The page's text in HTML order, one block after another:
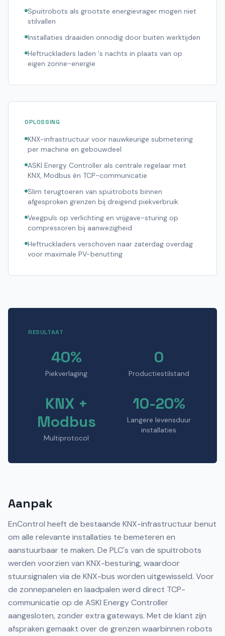
Spuitrobots als grootste energievrager mogen niet
stilvallen
Installaties draaiden onnodig door buiten werktijden
Heftruckladers laden 's nachts in plaats van op
eigen zonne-energie
OPLOSSING
KNX-infrastructuur voor nauwkeurige submetering
per machine en gebouwdeel
ASKI Energy Controller als centrale regelaar met
KNX, Modbus én TCP-communicatie
Slim terugtoeren van spuitrobots binnen
afgesproken grenzen bij dreigend piekverbruik
Veegpuls op verlichting en vrijgave-sturing op
compressoren bij aanwezigheid
Heftruckladers verschoven naar zaterdag overdag
voor maximale PV-benutting
RESULTAAT
40%
Piekverlaging
0
Productiestilstand
KNX +
Modbus
Multiprotocol
10-20%
Langere levensduur
installaties
Aanpak
EnControl heeft de bestaande KNX-infrastructuur benut
om alle relevante installaties te bemeteren en
aanstuurbaar te maken. De PLC's van de spuitrobots
werden voorzien van KNX-besturing, waardoor
stuursignalen via de KNX-bus worden uitgewisseld. Voor
de zonnepanelen en laadpalen werd direct TCP-
communicatie op de ASKI Energy Controller
aangesloten, zonder extra gateways. Met de klant zijn
afspraken gemaakt over de grenzen waarbinnen robots